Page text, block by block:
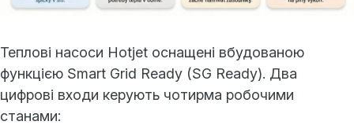
Теплові насоси Hotjet оснащені вбудованою
функцією Smart Grid Ready (SG Ready). Два
цифрові входи керують чотирма робочими
станами: